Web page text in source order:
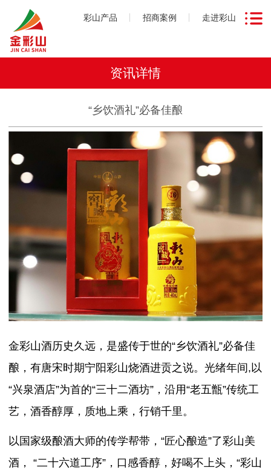
彩山产品 招商案例 走进彩山
资讯详情
“乡饮酒礼”必备佳酿
金彩山酒历史久远，是盛传于世的“乡饮酒礼”必备佳
酿，有唐宋时期宁阳彩山烧酒进贡之说。光绪年间,以
“兴泉酒店”为首的“三十二酒坊”，沿用“老五甑”传统工
艺，酒香醇厚，质地上乘，行销千里。
以国家级酿酒大师的传学帮带，“匠心酿造”了彩山美
酒， “二十六道工序”，口感香醇，好喝不上头，“彩山